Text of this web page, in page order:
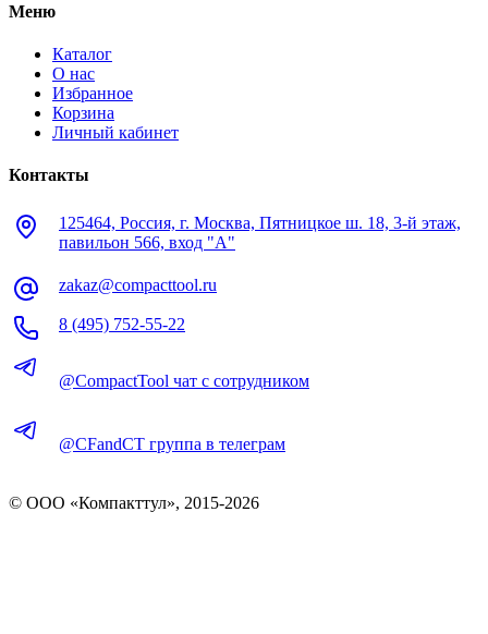
Меню
Каталог
О нас
Избранное
Корзина
Личный кабинет
Контакты
125464, Россия, г. Москва, Пятницкое ш. 18, 3-й этаж,
павильон 566, вход "А"
zakaz@compacttool.ru
8 (495) 752-55-22
@CompactTool чат с сотрудником
@CFandCT группа в телеграм
© OOO «Компакттул», 2015-2026